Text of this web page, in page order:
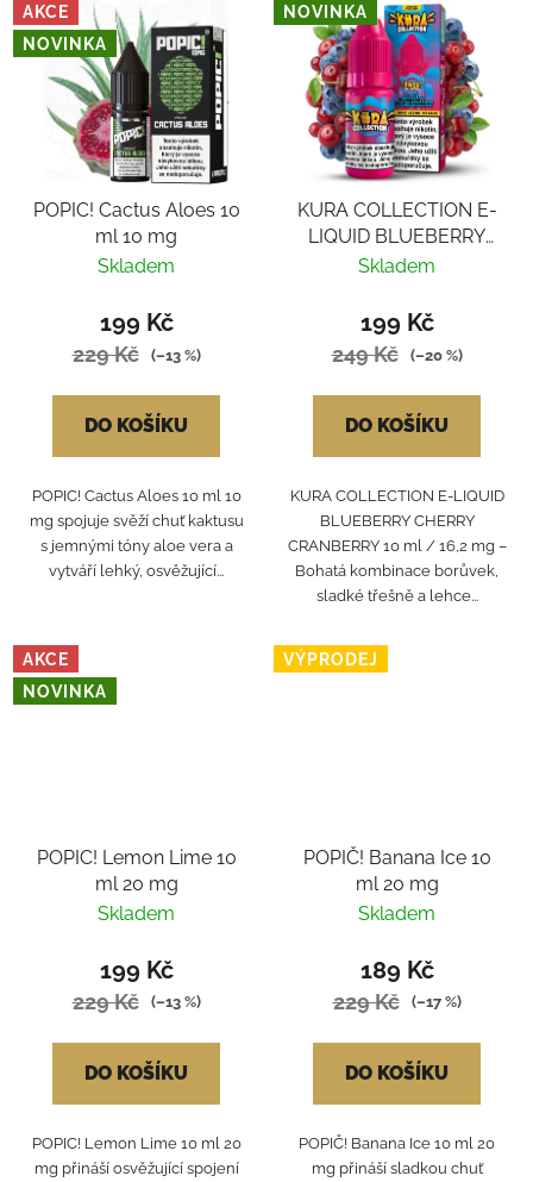
AKCE
NOVINKA
POPIC! Cactus Aloes 10
ml 10 mg
Skladem
199 Kč
229 Kč (–13 %)
DO KOŠÍKU
POPIC! Cactus Aloes 10 ml 10
mg spojuje svěží chuť kaktusu
s jemnými tóny aloe vera a
vytváří lehký, osvěžující...
NOVINKA
KURA COLLECTION E-
LIQUID BLUEBERRY
CHERRY CRANBERRY
Skladem
199 Kč
249 Kč (–20 %)
DO KOŠÍKU
KURA COLLECTION E-LIQUID
BLUEBERRY CHERRY
CRANBERRY 10 ml / 16,2 mg –
Bohatá kombinace borůvek,
sladké třešně a lehce...
AKCE
NOVINKA
POPIC! Lemon Lime 10
ml 20 mg
Skladem
199 Kč
229 Kč (–13 %)
DO KOŠÍKU
POPIC! Lemon Lime 10 ml 20
mg přináší osvěžující spojení
VÝPRODEJ
POPIČ! Banana Ice 10
ml 20 mg
Skladem
189 Kč
229 Kč (–17 %)
DO KOŠÍKU
POPIČ! Banana Ice 10 ml 20
mg přináší sladkou chuť